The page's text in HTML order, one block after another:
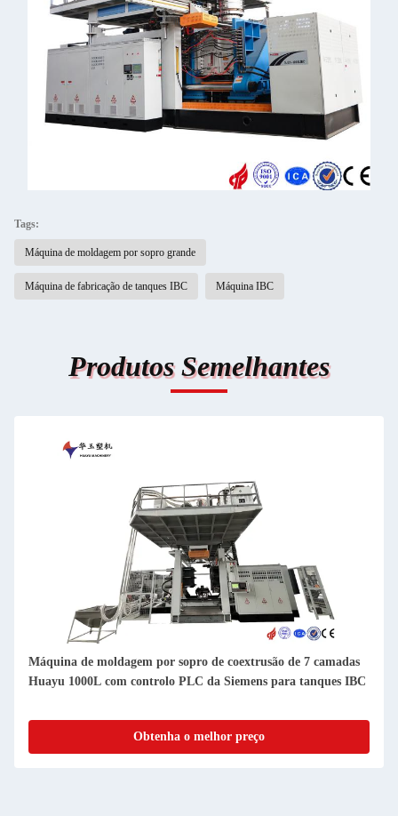
Tags:
Máquina de moldagem por sopro grande
Máquina de fabricação de tanques IBC Máquina IBC
Produtos Semelhantes
Máquina de moldagem por sopro de coextrusão de 7 camadas
Huayu 1000L com controlo PLC da Siemens para tanques IBC
Obtenha o melhor preço